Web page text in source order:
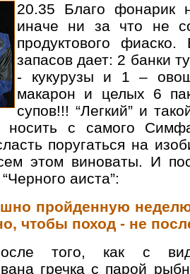
20.35 Благо фонарик
иначе ни за что не
продуктового
запасов дает: 2 банки
- кукурузы и 1 –
макарон и целых 6
супов!!! “Легкий” и
с самого
поругаться на
этом виноваты. И
аиста”:
пройденную
чтобы поход - не
того, как с
гречка с парой